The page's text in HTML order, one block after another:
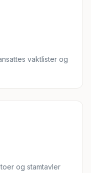
vaktlister og
og stamtavler